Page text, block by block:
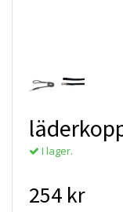
I lager.
254 kr